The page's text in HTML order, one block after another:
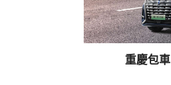
重慶包車